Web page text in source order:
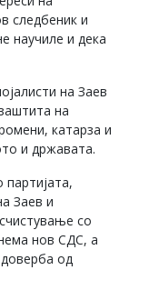
следбеник и
научиле и дека
на Заев
на
катарза и
и државата.
Заев и
со
нов СДС, а
од